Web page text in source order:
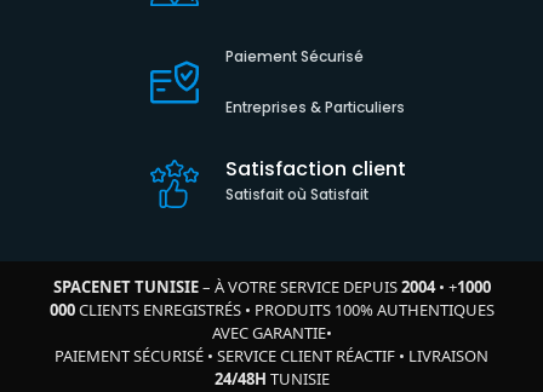
Paiement Sécurisé
Entreprises & Particuliers
Satisfaction client
Satisfait où Satisfait
SPACENET TUNISIE– À VOTRE SERVICE DEPUIS2004• +1000
000CLIENTS ENREGISTRÉS• PRODUITS 100% AUTHENTIQUES
AVEC GARANTIE•
PAIEMENT SÉCURISÉ • SERVICE CLIENT RÉACTIF • LIVRAISON
24/48H TUNISIE